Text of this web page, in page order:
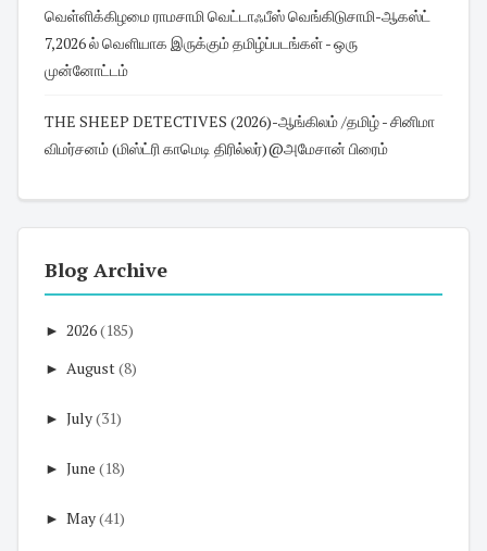
வெள்ளிக்கிழமை ராமசாமி வெட்டாஃபீஸ் வெங்கிடுசாமி-ஆகஸ்ட்
7,2026 ல் வெளியாக இருக்கும் தமிழ்ப்படங்கள் - ஒரு
முன்னோட்டம்
THE SHEEP DETECTIVES (2026)-ஆங்கிலம் /தமிழ் - சினிமா
விமர்சனம் (மிஸ்ட்ரி காமெடி திரில்லர்)@அமேசான் பிரைம்
Blog Archive
► 2026(185)
► August(8)
► July(31)
► June (18)
► May(41)